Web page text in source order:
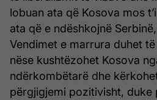
lobuan ata që Kosova mos
ata që e ndëshkojnë
Vendimet e marrura duhet
nëse kushtëzohet Kosova
ndërkombëtarë dhe
përgjigjemi pozitivisht, duke